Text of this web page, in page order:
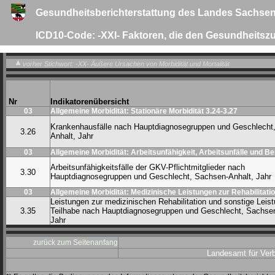
Gesundheitsberichterstattung des Landes
ICD10-Code: -XXI- Faktoren, die den
vorher Stichwort: -XX- Äußere Ursachen von Morbidität und Mortalität
Nr Indikatorenübersicht
03 Allgemeine Morbidität: Stationäre Morbidität 3.24-3.27
3.26
Krankenhausfälle nach Hauptdiagnosegruppen und
Anhalt, Jahr
03 Allgemeine Morbidität: Arbeitsunfähigkeit, Arbeitsunfälle und
3.30
Arbeitsunfähigkeitsfälle der GKV-Pflichtmitglieder nach
Hauptdiagnosegruppen und Geschlecht, Sachsen-Anhalt, Jahr
03 Allgemeine Morbidität: Medizinische Leistungen zur
3.35
Leistungen zur medizinischen Rehabilitation und sonstige
Teilhabe nach Hauptdiagnosegruppen und Geschlecht,
Jahr
zurück zum Seitenanfang
Landesamt für